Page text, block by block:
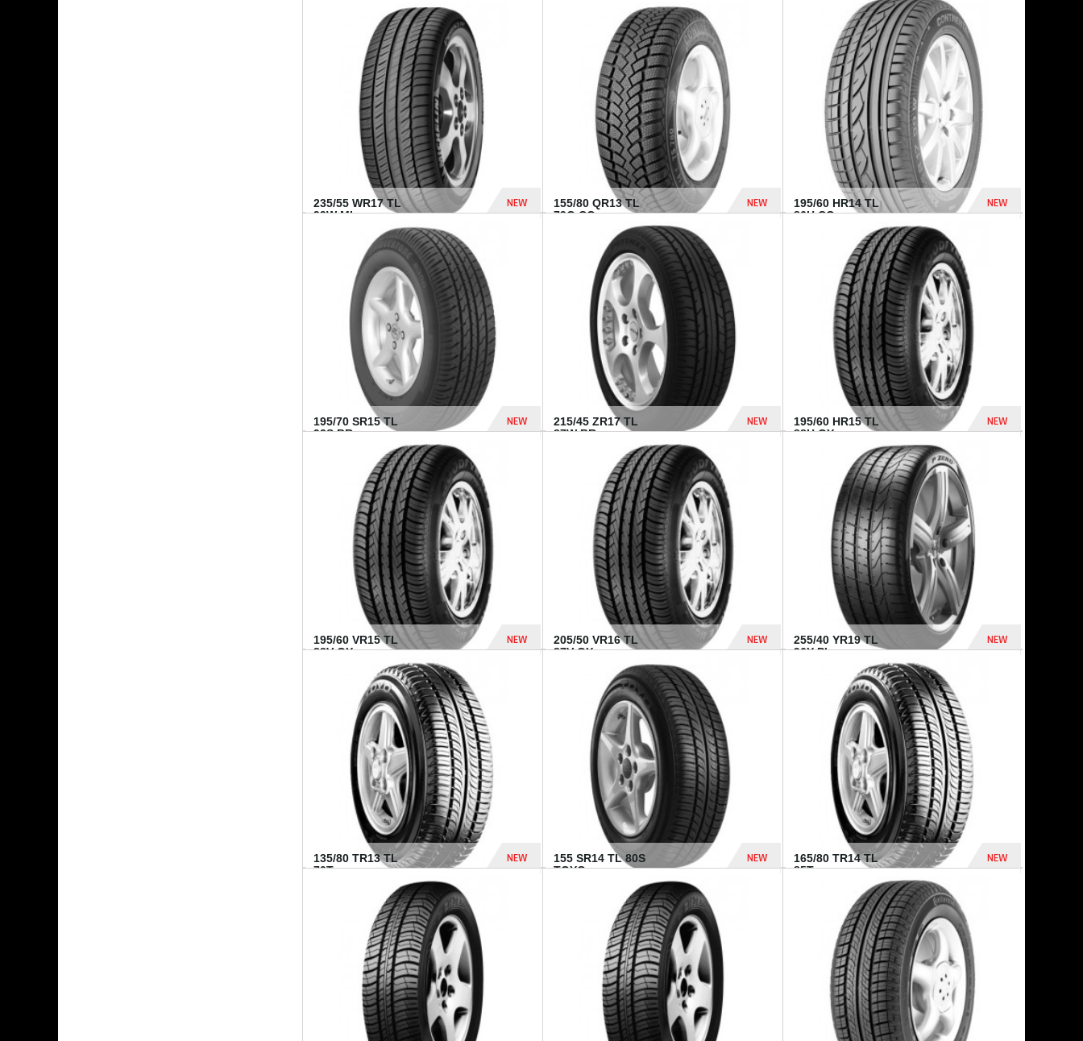
432 Dhs 1 040 Dhs
235/55 WR17 TL
99W MI...
NEW
1 182 Dhs
155/80 QR13 TL
79Q CO...
NEW
195/60 HR14 TL
86H CO...
NEW
790 Dhs
195/70 SR15 TL
92S BR...
NEW
837 Dhs
215/45 ZR17 TL
87W BR...
NEW
955 Dhs
195/60 HR15 TL
88H GY...
NEW
195/60 VR15 TL
88V GY...
NEW
205/50 VR16 TL
87V GY...
NEW
255/40 YR19 TL
96Y PI...
NEW
1 771 Dhs
135/80 TR13 TL
70T...
NEW
155 SR14 TL 80S
TOYO...
NEW
165/80 TR14 TL
85T...
NEW
458 Dhs